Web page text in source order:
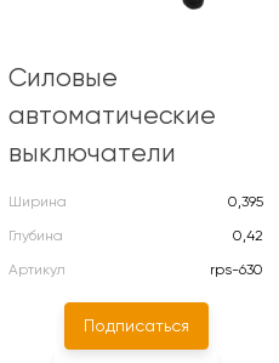
Силовые
автоматические
выключатели
Ширина
0,395
Глубина
0,42
Артикул
rps-630
Подписаться